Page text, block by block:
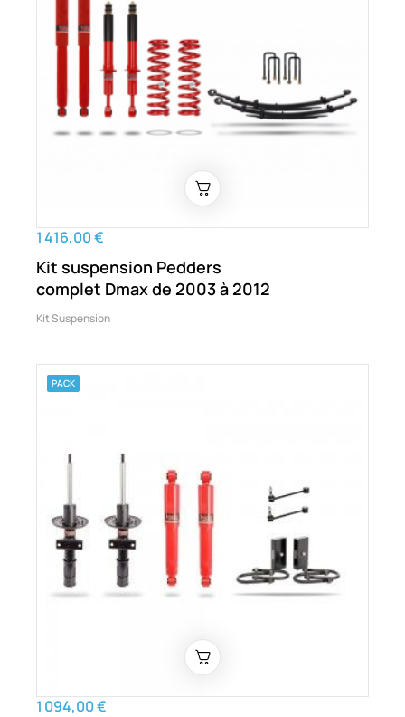
1 416,00 €
Kit suspension Pedders
complet Dmax de 2003 à 2012
Kit Suspension
PACK
1 094,00 €